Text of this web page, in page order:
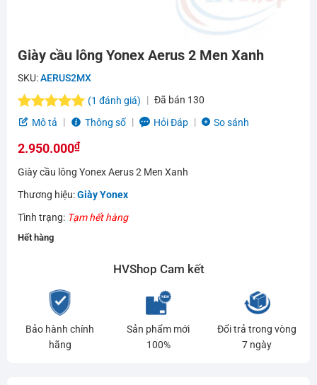
Giày cầu lông Yonex Aerus 2 Men Xanh
SKU:AERUS2MX
5.0trên 5
1
đánh giá
(1 đánh giá) Đã bán 130
Mô tả
Thông số Hỏi Đáp So sánh
2.950.000₫
Giày cầu lông Yonex Aerus 2 Men Xanh
Thương hiệu:Giày Yonex
Tình trạng: Tạm hết hàng
Hết hàng
HVShop Cam kết
Bảo hành chính
hãng
Sản phẩm mới
100%
Đổi trả trong vòng
7 ngày